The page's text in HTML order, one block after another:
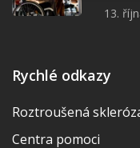
13.
Rychlé odkazy
Roztroušená
Centra pomoci